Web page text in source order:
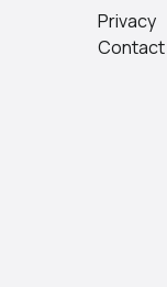
Privacy
Contact